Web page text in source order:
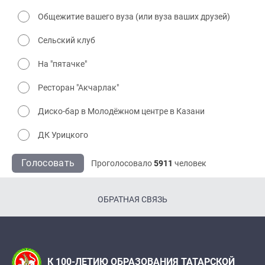
Общежитие вашего вуза (или вуза ваших друзей)
Сельский клуб
На "пятачке"
Ресторан "Акчарлак"
Диско-бар в Молодёжном центре в Казани
ДК Урицкого
Голосовать Проголосовало5911 человек
ОБРАТНАЯ СВЯЗЬ
К 100-ЛЕТИЮ ОБРАЗОВАНИЯ ТАТАРСКОЙ